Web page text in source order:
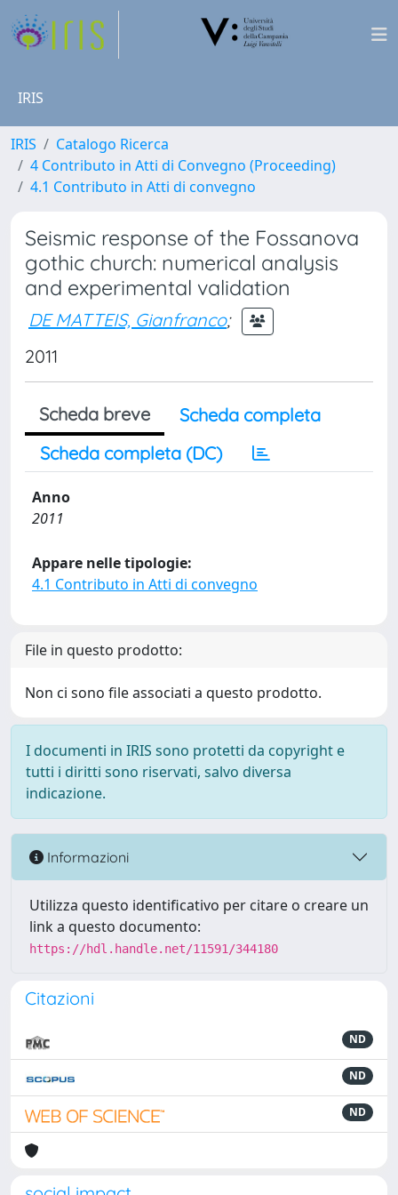
IRIS
IRIS
Catalogo Ricerca
4 Contributo in Atti di Convegno (Proceeding)
4.1 Contributo in Atti di convegno
Seismic response of the Fossanova
gothic church: numerical analysis
and experimental validation
DE MATTEIS, Gianfranco;
2011
Scheda breve
Scheda completa
Scheda completa (DC)
Anno
2011
Appare nelle tipologie:
4.1 Contributo in Atti di convegno
File in questo prodotto:
Non ci sono file associati a questo prodotto.
I documenti in IRIS sono protetti da copyright e
tutti i diritti sono riservati, salvo diversa
indicazione.
Informazioni
Utilizza questo identificativo per citare o creare un
link a questo documento:
https://hdl.handle.net/11591/344180
Citazioni
ND
ND
ND